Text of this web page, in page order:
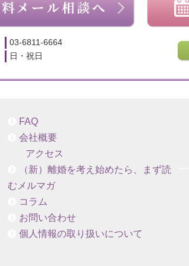
03-6811-6664
日・祝日
FAQ
会社概要
アクセス
（新）離婚を考え始めたら、まず読
むメルマガ
コラム
お問い合わせ
個人情報の取り扱いについて